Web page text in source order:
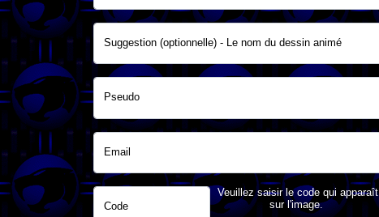
Suggestion (optionnelle) - Le nom du dessin animé
Pseudo
Email
Code
Veuillez saisir le code qui apparaît
sur l'image.